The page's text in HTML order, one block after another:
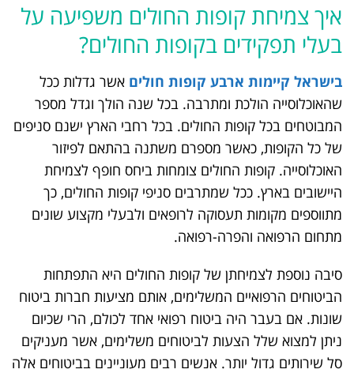
איך צמיחת קופות החולים משפיעה על
בעלי תפקידים בקופות החולים?
בישראל קיימות ארבע קופות חולים אשר גדלות ככל
שהאוכלוסייה הולכת ומתרבה. בכל שנה הולך וגדל מספר
המבוטחים בכל קופות החולים. בכל רחבי הארץ ישנם סניפים
של כל הקופות, כאשר מספרם משתנה בהתאם לפיזור
האוכלוסייה. קופות החולים צומחות ביחס חופף לצמיחת
היישובים בארץ. ככל שמתרבים סניפי קופות החולים, כך
מתווספים מקומות תעסוקה לרופאים ולבעלי מקצוע שונים
מתחום הרפואה והפרה-רפואה.
סיבה נוספת לצמיחתן של קופות החולים היא התפתחות
הביטוחים הרפואיים המשלימים, אותם מציעות חברות ביטוח
שונות. אם בעבר היה ביטוח רפואי אחד לכולם, הרי שכיום
ניתן למצוא שלל הצעות לביטוחים משלימים, אשר מעניקים
סל שירותים גדול יותר. אנשים רבים מעוניינים בביטוחים אלה